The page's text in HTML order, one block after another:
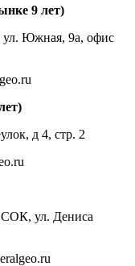
9 лет)
Южная, 9а, офис
д 4, стр. 2
ул. Дениса